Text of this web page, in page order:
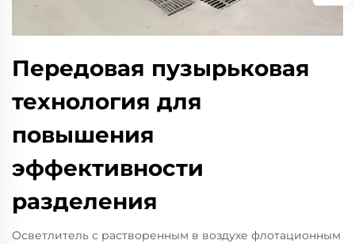
Передовая пузырьковая
технология для
повышения
эффективности
разделения
Осветлитель с растворенным в воздухе флотационным